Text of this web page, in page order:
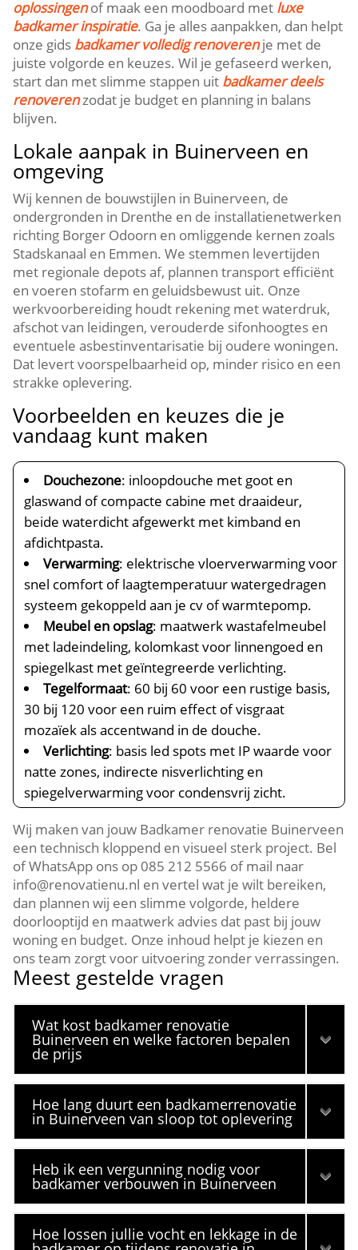
oplossingenof maak een moodboard met luxe
badkamer inspiratie. Ga je alles aanpakken, dan helpt
onze gids badkamer volledig renoverenje met de
juiste volgorde en keuzes. Wil je gefaseerd werken,
start dan met slimme stappen uit badkamer deels
renoverenzodat je budget en planning in balans
blijven.
Lokale aanpak in Buinerveen en
omgeving
Wij kennen de bouwstijlen in Buinerveen, de
ondergronden in Drenthe en de installatienetwerken
richting Borger Odoorn en omliggende kernen zoals
Stadskanaal en Emmen. We stemmen levertijden
met regionale depots af, plannen transport efficiënt
en voeren stofarm en geluidsbewust uit. Onze
werkvoorbereiding houdt rekening met waterdruk,
afschot van leidingen, verouderde sifonhoogtes en
eventuele asbestinventarisatie bij oudere woningen.
Dat levert voorspelbaarheid op, minder risico en een
strakke oplevering.
Voorbeelden en keuzes die je
vandaag kunt maken
Douchezone: inloopdouche met goot en
glaswand of compacte cabine met draaideur,
beide waterdicht afgewerkt met kimband en
afdichtpasta.
Verwarming: elektrische vloerverwarming voor
snel comfort of laagtemperatuur watergedragen
systeem gekoppeld aan je cv of warmtepomp.
Meubel en opslag: maatwerk wastafelmeubel
met ladeindeling, kolomkast voor linnengoed en
spiegelkast met geïntegreerde verlichting.
Tegelformaat: 60 bij 60 voor een rustige basis,
30 bij 120 voor een ruim effect of visgraat
mozaïek als accentwand in de douche.
Verlichting: basis led spots met IP waarde voor
natte zones, indirecte nisverlichting en
spiegelverwarming voor condensvrij zicht.
Wij maken van jouw Badkamer renovatie Buinerveen
een technisch kloppend en visueel sterk project. Bel
of WhatsApp ons op 085 212 5566 of mail naar
info@renovatienu.nl en vertel wat je wilt bereiken,
dan plannen wij een slimme volgorde, heldere
doorlooptijd en maatwerk advies dat past bij jouw
woning en budget. Onze inhoud helpt je kiezen en
ons team zorgt voor uitvoering zonder verrassingen.
Meest gestelde vragen
Wat kost badkamer renovatie
Buinerveen en welke factoren bepalen
de prijs
Hoe lang duurt een badkamerrenovatie
in Buinerveen van sloop tot oplevering
Heb ik een vergunning nodig voor
badkamer verbouwen in Buinerveen
Hoe lossen jullie vocht en lekkage in de